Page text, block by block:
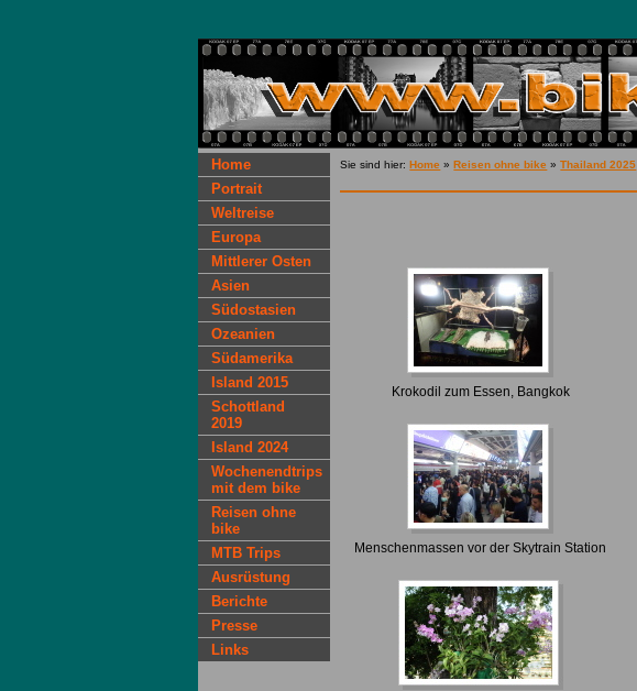
Home
Portrait
Weltreise
Europa
Mittlerer Osten
Asien
Südostasien
Ozeanien
Südamerika
Island 2015
Schottland
2019
Island 2024
Wochenendtrips
mit dem bike
Reisen ohne
bike
MTB Trips
Ausrüstung
Berichte
Presse
Links
Sie sind hier:Home »Reisen ohne bike »Thailand 2025
Krokodil zum Essen, Bangkok
Menschenmassen vor der Skytrain Station